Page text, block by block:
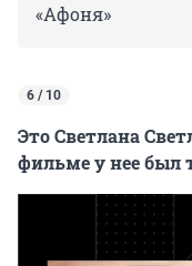
«Афоня»
6 / 10
Это Светлана
фильме у нее был